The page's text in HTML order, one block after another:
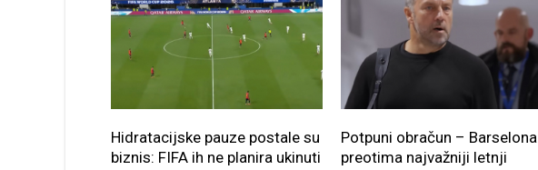
Hidratacijske pauze postale su
biznis: FIFA ih ne planira ukinuti
Potpuni obračun – Barselona
preotima najvažniji letnji